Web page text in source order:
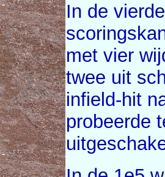
In de
met vier
twee uit
infield-hit
probeerde